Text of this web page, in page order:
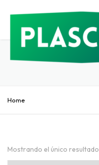
Home
Mostrando el único resultado